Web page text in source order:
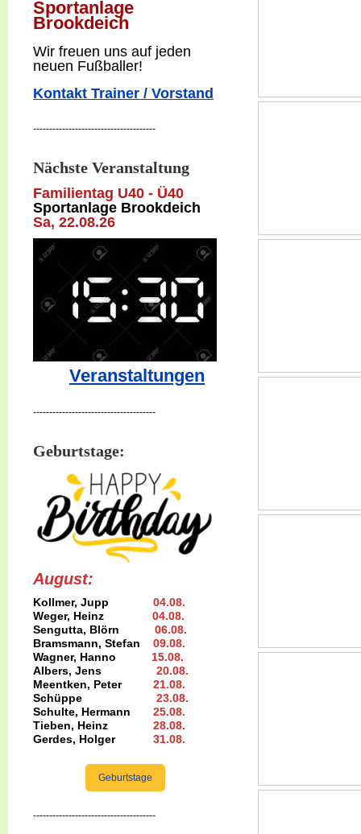
Sportanlage
Brookdeich
Wir freuen uns auf jeden
neuen Fußballer!
Kontakt Trainer / Vorstand
--------------------------------------
Nächste Veranstaltung
Familientag U40 - Ü40
Sportanlage Brookdeich
Sa, 22.08.26
Veranstaltungen
--------------------------------------
Geburtstage:
August:
Kollmer, Jupp 04.08.
Weger, Heinz 04.08.
Sengutta, Blörn 06.08.
Bramsmann, Stefan 09.08.
Wagner, Hanno 15.08.
Albers, Jens 20.08.
Meentken, Peter
21.08.
Schüppe 23.08.
Schulte, Hermann 25.08.
Tieben, Heinz 28.08.
Gerdes, Holger
31.08.
Geburtstage
--------------------------------------